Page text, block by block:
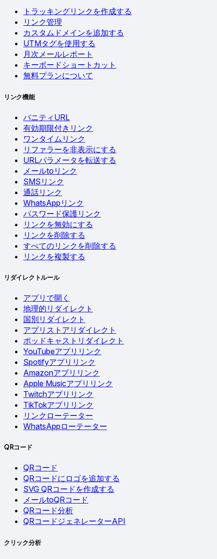
トラッキングリンクを作成する
リンク管理
カスタムドメインを追加する
UTMタグを使用する
月次メールレポート
キーボードショートカット
無料プランについて
リンク機能
バニティURL
有効期限付きリンク
ワンタイムリンク
リファラーを非表示にする
URLパラメータを転送する
メールtoリンク
SMSリンク
通話リンク
WhatsAppリンク
パスワード保護リンク
リンクを無効にする
リンクを削除する
すべてのリンクを削除する
リンクを複製する
リダイレクトルール
アプリで開く
地理的リダイレクト
国別リダイレクト
アプリストアリダイレクト
ポッドキャストリダイレクト
YouTubeアプリリンク
Spotifyアプリリンク
Amazonアプリリンク
Apple Musicアプリリンク
Twitchアプリリンク
TikTokアプリリンク
リンクローテーター
WhatsAppローテーター
QRコード
QRコード
QRコードにロゴを追加する
SVG QRコードを作成する
メールtoQRコード
QRコード分析
QRコードジェネレーターAPI
クリック分析